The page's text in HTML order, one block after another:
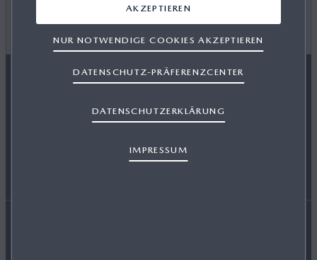
GEWERBEKUNDEN
VERFÜGBARE NEUWAGEN
KARRIERE / CAREERS
FREIE WERKSTÄTTEN
Wissenswertes
DATENSCHUTZERKLÄRUNG
IMPRESSUM
DATENSCHUTZ-PRÄFERENZCENTER
NUR NOTWENDIGE COOKIES AKZEPTIEREN
AKZEPTIEREN